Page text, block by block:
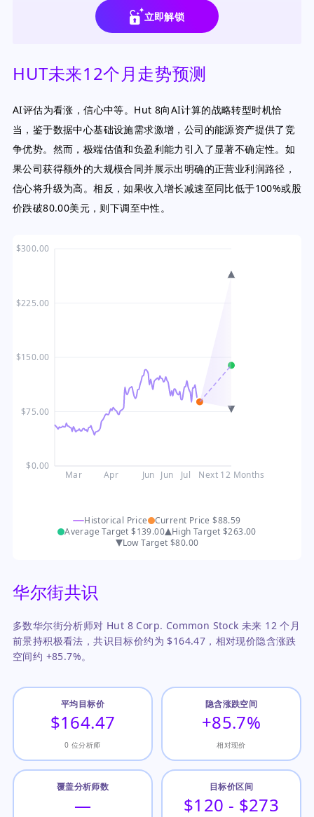
长225.5%，分析师预计下一财年每股收益为3.54美元。
立即解锁
HUT未来12个月走势预测
AI评估为看涨，信心中等。Hut 8向AI计算的战略转型时机恰
当，鉴于数据中心基础设施需求激增，公司的能源资产提供了竞
争优势。然而，极端估值和负盈利能力引入了显著不确定性。如
果公司获得额外的大规模合同并展示出明确的正营业利润路径，
信心将升级为高。相反，如果收入增长减速至同比低于100%或股
价跌破80.00美元，则下调至中性。
$0.00
$75.00
$150.00
$225.00
$300.00
Mar Apr Jun Jun Jul Next 12 Months
Historical Price Current Price$88.59
Average Target$139.00 High Target $263.00
Low Target $80.00
华尔街共识
多数华尔街分析师对 Hut 8 Corp. Common Stock 未来 12 个月
前景持积极看法，共识目标价约为 $164.47，相对现价隐含涨跌
空间约 +85.7%。
平均目标价
$164.47
0 位分析师
隐含涨跌空间
+85.7%
相对现价
覆盖分析师数
—
目标价区间
$120 - $273